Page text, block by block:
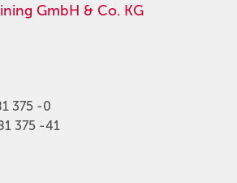
GmbH & Co. KG
375 -0
375 -41